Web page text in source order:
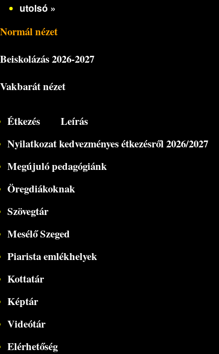
utolsó »
Normál nézet
Beiskolázás2026-2027
Vakbarát nézet
Étkezés
Leírás
Nyilatkozat kedvezményes étkezésről 2026/2027
Megújuló pedagógiánk
Öregdiákoknak
Szövegtár
Mesélő Szeged
Piarista emlékhelyek
Kottatár
Képtár
Videótár
Elérhetőség